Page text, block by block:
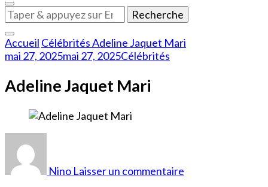
Vous
recherchiez
quelque
chose
?
Accueil CélébritésAdeline Jaquet Mari
mai 27, 2025mai 27, 2025Célébrités
Adeline Jaquet Mari
Nino Laisser un commentaire
Mari